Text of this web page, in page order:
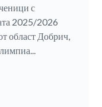
с
2025/2026
област Добрич,